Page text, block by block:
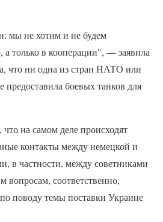
мы не хотим и не будем
а только в кооперации", — заявила
что ни одна из стран НАТО или
предоставила боевых танков для
на самом деле происходят
контакты между немецкой и
в частности, между советниками
вопросам, соответственно,
поводу темы поставки Украине